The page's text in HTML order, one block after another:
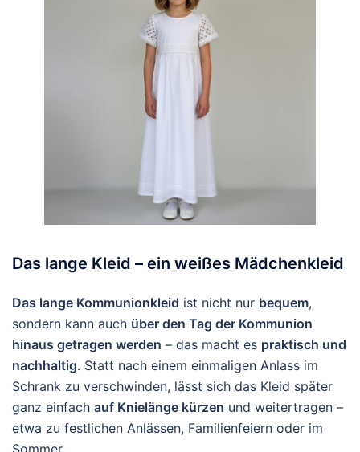
Das lange Kleid – ein weißes Mädchenkleid
Das lange Kommunionkleid ist nicht nur bequem,
sondern kann auch über den Tag der Kommunion
hinaus getragen werden – das macht es praktisch und
nachhaltig. Statt nach einem einmaligen Anlass im
Schrank zu verschwinden, lässt sich das Kleid später
ganz einfach auf Knielänge kürzen und weitertragen –
etwa zu festlichen Anlässen, Familienfeiern oder im
Sommer.